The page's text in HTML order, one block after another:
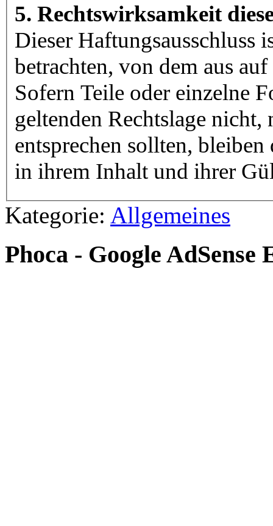
5. Rechtswirksamkeit
Dieser Haftungsausschluss
betrachten, von dem aus
Sofern Teile oder einzelne
geltenden Rechtslage
entsprechen sollten,
in ihrem Inhalt und ihrer
Kategorie: Allgemeines
Phoca - Google AdSense